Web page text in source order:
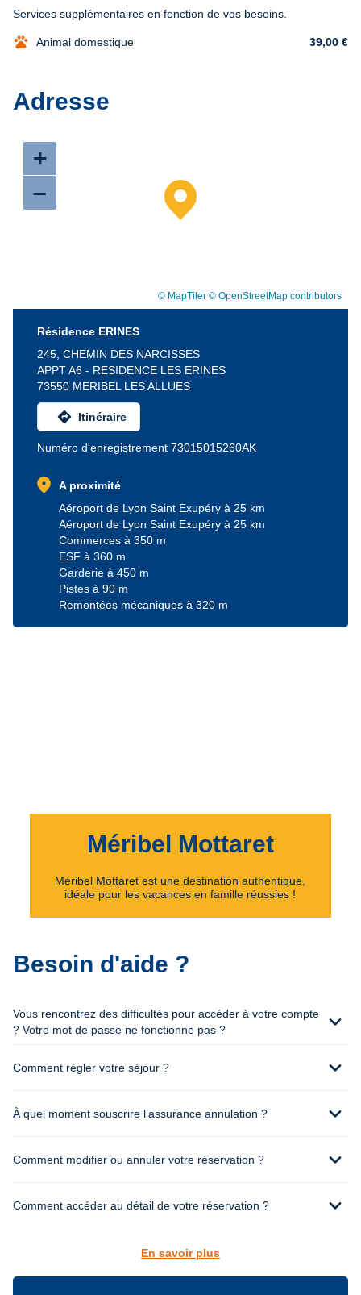
Services supplémentaires en fonction de vos besoins.
pets Animal domestique 39,00 €
Adresse
+
–
© MapTiler © OpenStreetMap contributors
Résidence ERINES
245, CHEMIN DES NARCISSES
APPT A6 - RESIDENCE LES ERINES
73550 MERIBEL LES ALLUES
directions Itinéraire
Numéro d'enregistrement 73015015260AK
location_on
A proximité
Aéroport de Lyon Saint Exupéry à 25 km
Aéroport de Lyon Saint Exupéry à 25 km
Commerces à 350 m
ESF à 360 m
Garderie à 450 m
Pistes à 90 m
Remontées mécaniques à 320 m
Méribel Mottaret
Méribel Mottaret est une destination authentique,
idéale pour les vacances en famille réussies !
Besoin d'aide ?
Vous rencontrez des difficultés pour accéder à votre compte
? Votre mot de passe ne fonctionne pas ?
expand_more
Comment régler votre séjour ? expand_more
À quel moment souscrire l’assurance annulation ? expand_more
Comment modifier ou annuler votre réservation ? expand_more
Comment accéder au détail de votre réservation ? expand_more
En savoir plus